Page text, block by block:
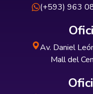
(+593) 963
Av. Daniel
Mall del